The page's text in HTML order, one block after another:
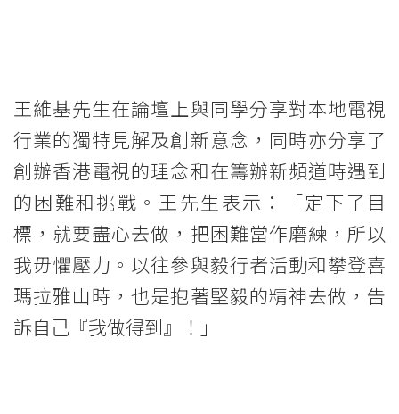
系
列」
<br/>
與
400
位
王維基先生在論壇上與同學分享對本地電視
行業的獨特見解及創新意念，同時亦分享了
創辦香港電視的理念和在籌辦新頻道時遇到
的困難和挑戰。王先生表示：「定下了目
標，就要盡心去做，把困難當作磨練，所以
我毋懼壓力。以往參與毅行者活動和攀登喜
瑪拉雅山時，也是抱著堅毅的精神去做，告
訴自己『我做得到』！」